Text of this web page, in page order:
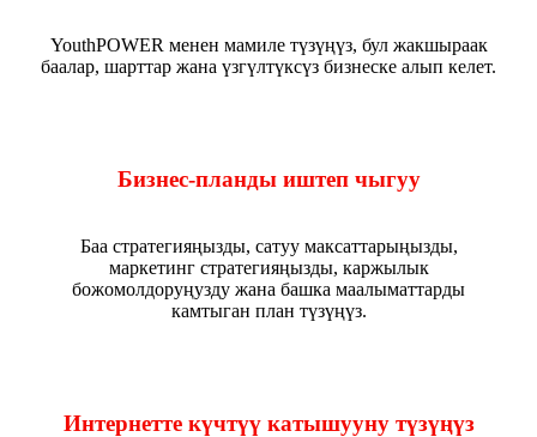
YouthPOWER менен мамиле түзүңүз, бул жакшыраак
баалар, шарттар жана үзгүлтүксүз бизнеске алып келет.
Бизнес-планды иштеп чыгуу
Баа стратегияңызды, сатуу максаттарыңызды,
маркетинг стратегияңызды, каржылык
божомолдоруңузду жана башка маалыматтарды
камтыган план түзүңүз.
Интернетте күчтүү катышууну түзүңүз